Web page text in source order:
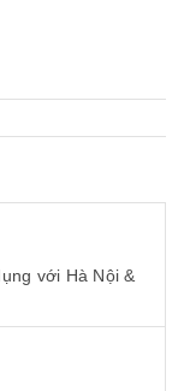
với Hà Nội &